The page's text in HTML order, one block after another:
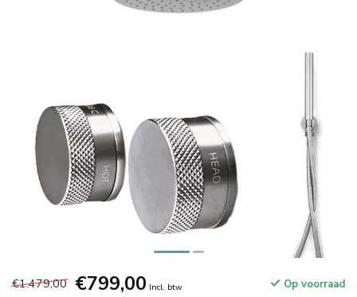
€1.479,00 €799,00 Incl. btw Op voorraad